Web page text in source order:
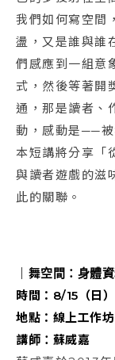
我們如何寫空間
盪，又是誰與誰
們感應到一組意
式，然後等著開
通，那是讀者、
動，感動是──被
本短講將分享「
與讀者遊戲的滋
此的關聯。
舞空間：身體
時間：8/15（日
地點：線上工作
講師：蘇威嘉